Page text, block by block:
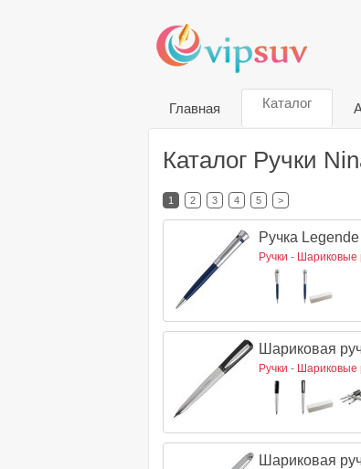
Главная Каталог
Каталог Ручки
1 2 3 4 5 >
Ручка
Ручки - Шариковые
Шариковая
Ручки - Шариковые
Шариковая